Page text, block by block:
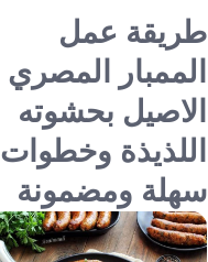
طريقة عمل
الممبار المصري
الاصيل بحشوته
اللذيذة وخطوات
سهلة ومضمونة